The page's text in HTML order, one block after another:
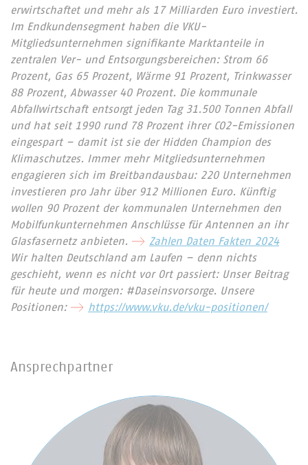
erwirtschaftet und mehr als 17 Milliarden Euro investiert.
Im Endkundensegment haben die VKU-
Mitgliedsunternehmen signifikante Marktanteile in
zentralen Ver- und Entsorgungsbereichen: Strom 66
Prozent, Gas 65 Prozent, Wärme 91 Prozent, Trinkwasser
88 Prozent, Abwasser 40 Prozent. Die kommunale
Abfallwirtschaft entsorgt jeden Tag 31.500 Tonnen Abfall
und hat seit 1990 rund 78 Prozent ihrer CO2-Emissionen
eingespart – damit ist sie der Hidden Champion des
Klimaschutzes. Immer mehr Mitgliedsunternehmen
engagieren sich im Breitbandausbau: 220 Unternehmen
investieren pro Jahr über 912 Millionen Euro. Künftig
wollen 90 Prozent der kommunalen Unternehmen den
Mobilfunkunternehmen Anschlüsse für Antennen an ihr
Glasfasernetz anbieten.
Zahlen Daten Fakten 2024
Wir halten Deutschland am Laufen – denn nichts
geschieht, wenn es nicht vor Ort passiert: Unser Beitrag
für heute und morgen: #Daseinsvorsorge. Unsere
Positionen:
https://www.vku.de/vku-positionen/
Ansprechpartner